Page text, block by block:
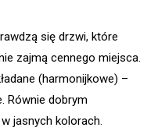
się drzwi, które
zajmą cennego miejsca.
(harmonijkowe) –
Równie dobrym
jasnych kolorach.